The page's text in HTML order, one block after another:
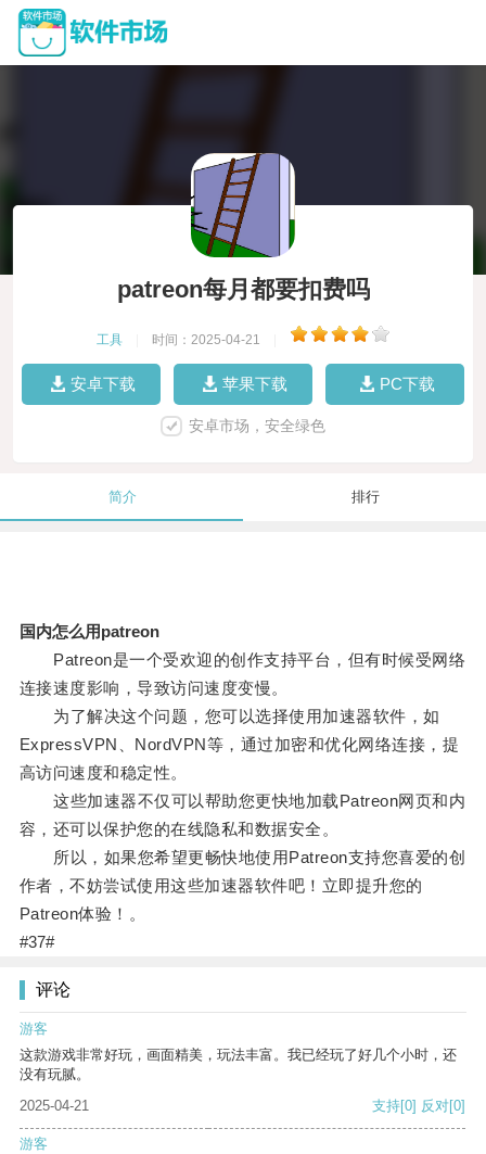
patreon每月都要扣费吗
工具 时间：2025-04-21
安卓下载 苹果下载 PC下载
安卓市场，安全绿色
简介 排行
国内怎么用patreon
Patreon是一个受欢迎的创作支持平台，但有时候受网络
连接速度影响，导致访问速度变慢。
为了解决这个问题，您可以选择使用加速器软件，如
ExpressVPN、NordVPN等，通过加密和优化网络连接，提
高访问速度和稳定性。
这些加速器不仅可以帮助您更快地加载Patreon网页和内
容，还可以保护您的在线隐私和数据安全。
所以，如果您希望更畅快地使用Patreon支持您喜爱的创
作者，不妨尝试使用这些加速器软件吧！立即提升您的
Patreon体验！。
#37#
评论
游客
这款游戏非常好玩，画面精美，玩法丰富。我已经玩了好几个小时，还
没有玩腻。
2025-04-21
支持[0] 反对[0]
游客